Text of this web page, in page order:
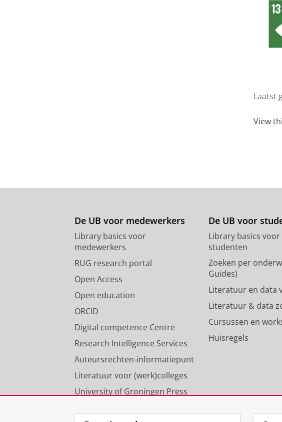
Laatst
View
De UB voor medewerkers
Library basics voor
medewerkers
RUG research portal
Open Access
Open education
ORCID
Digital competence Centre
Research Intelligence Services
Auteursrechten-informatiepunt
Literatuur voor (werk)colleges
University of Groningen Press
De UB voor
Library basics voor
studenten
Zoeken per
Guides)
Literatuur en data
Literatuur & data
Cursussen en
Huisregels